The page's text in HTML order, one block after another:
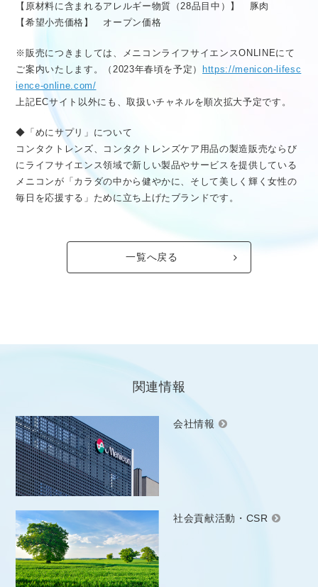
【原材料に含まれるアレルギー物質（28品目中）】 豚肉
【希望小売価格】 オープン価格
※販売につきましては、メニコンライフサイエンスONLINEにて
ご案内いたします。（2023年春頃を予定）
https://menicon-lifesc
ience-online.com/
上記ECサイト以外にも、取扱いチャネルを順次拡大予定です。
◆「めにサプリ」について
コンタクトレンズ、コンタクトレンズケア用品の製造販売ならび
にライフサイエンス領域で新しい製品やサービスを提供している
メニコンが「カラダの中から健やかに、そして美しく輝く女性の
毎日を応援する」ために立ち上げたブランドです。
一覧へ戻る
関連情報
会社情報
社会貢献活動・CSR